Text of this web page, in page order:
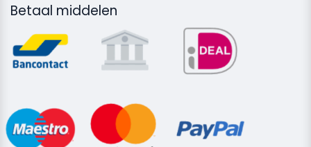
Betaal middelen